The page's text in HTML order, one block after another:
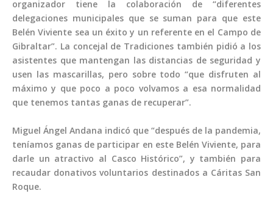
organizador tiene la colaboración de “diferentes
delegaciones municipales que se suman para que este
Belén Viviente sea un éxito y un referente en el Campo de
Gibraltar”. La concejal de Tradiciones también pidió a los
asistentes que mantengan las distancias de seguridad y
usen las mascarillas, pero sobre todo “que disfruten al
máximo y que poco a poco volvamos a esa normalidad
que tenemos tantas ganas de recuperar”.
Miguel Ángel Andana indicó que “después de la pandemia,
teníamos ganas de participar en este Belén Viviente, para
darle un atractivo al Casco Histórico”, y también para
recaudar donativos voluntarios destinados a Cáritas San
Roque.